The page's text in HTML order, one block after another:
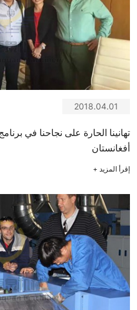
2018.04.01
تهانينا الحارة على نجاحنا في
أفغانستان
إقرأ المزيد +